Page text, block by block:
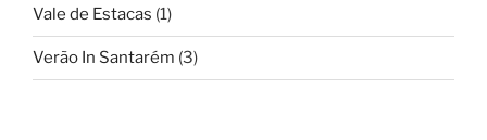
Vale de Estacas (1)
Verão In Santarém (3)